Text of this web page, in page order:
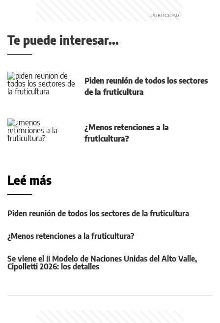
Te puede interesar...
Piden reunión de todos los sectores
de la fruticultura
¿Menos retenciones a la
fruticultura?
Leé más
Piden reunión de todos los sectores de la fruticultura
¿Menos retenciones a la fruticultura?
Se viene el II Modelo de Naciones Unidas del Alto Valle,
Cipolletti 2026: los detalles